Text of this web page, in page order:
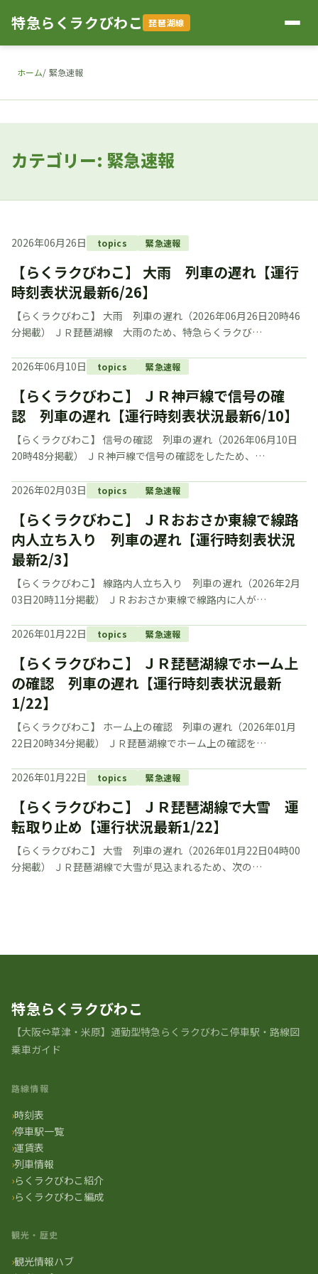
特急らくラクびわこ 琵琶湖線
ホーム 緊急速報
カテゴリー: 緊急速報
2026年06月26日 topics 緊急速報
【らくラクびわこ】 大雨 列車の遅れ【運行
時刻表状況最新6/26】
【らくラクびわこ】 大雨 列車の遅れ（2026年06月26日20時46
分掲載） ＪＲ琵琶湖線 大雨のため、特急らくラクび…
2026年06月10日 topics 緊急速報
【らくラクびわこ】 ＪＲ神戸線で信号の確
認 列車の遅れ【運行時刻表状況最新6/10】
【らくラクびわこ】 信号の確認 列車の遅れ（2026年06月10日
20時48分掲載） ＪＲ神戸線で信号の確認をしたため、…
2026年02月03日 topics 緊急速報
【らくラクびわこ】 ＪＲおおさか東線で線路
内人立ち入り 列車の遅れ【運行時刻表状況
最新2/3】
【らくラクびわこ】 線路内人立ち入り 列車の遅れ（2026年2月
03日20時11分掲載） ＪＲおおさか東線で線路内に人が…
2026年01月22日 topics 緊急速報
【らくラクびわこ】 ＪＲ琵琶湖線でホーム上
の確認 列車の遅れ【運行時刻表状況最新
1/22】
【らくラクびわこ】 ホーム上の確認 列車の遅れ（2026年01月
22日20時34分掲載） ＪＲ琵琶湖線でホーム上の確認を…
2026年01月22日 topics 緊急速報
【らくラクびわこ】 ＪＲ琵琶湖線で大雪 運
転取り止め【運行状況最新1/22】
【らくラクびわこ】 大雪 列車の遅れ（2026年01月22日04時00
分掲載） ＪＲ琵琶湖線で大雪が見込まれるため、次の…
特急らくラクびわこ
【大阪⇔草津・米原】通勤型特急らくラクびわこ停車駅・路線図
乗車ガイド
路線情報
時刻表
停車駅一覧
運賃表
列車情報
らくラクびわこ紹介
らくラクびわこ編成
観光・歴史
観光情報ハブ